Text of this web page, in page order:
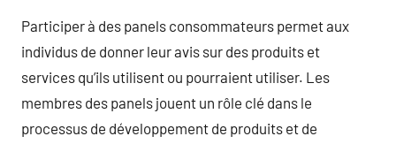
Participer à des panels consommateurs permet aux
individus de donner leur avis sur des produits et
services qu’ils utilisent ou pourraient utiliser. Les
membres des panels jouent un rôle clé dans le
processus de développement de produits et de